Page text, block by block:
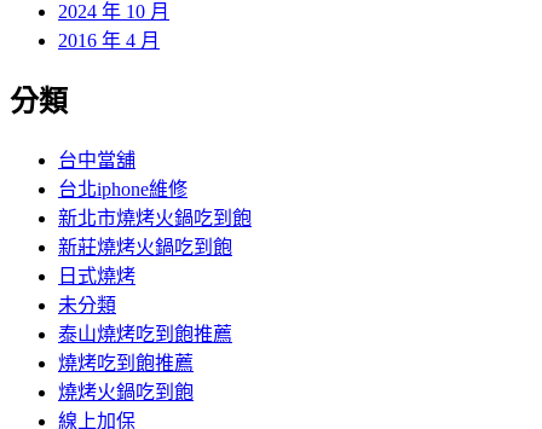
2024 年 10 月
2016 年 4 月
分類
台中當舖
台北iphone維修
新北市燒烤火鍋吃到飽
新莊燒烤火鍋吃到飽
日式燒烤
未分類
泰山燒烤吃到飽推薦
燒烤吃到飽推薦
燒烤火鍋吃到飽
線上加保